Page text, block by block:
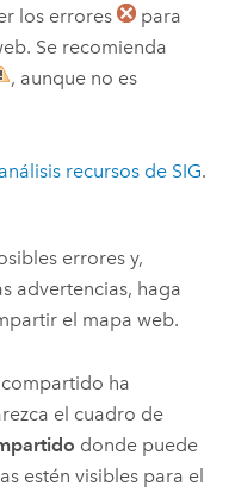
los errores
para
Se recomienda
, aunque no es
recursos de SIG.
errores y,
advertencias, haga
el mapa web.
ha
el cuadro de
donde puede
estén visibles para el